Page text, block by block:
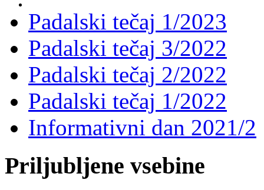
Padalski tečaj 1/2023
Padalski tečaj 3/2022
Padalski tečaj 2/2022
Padalski tečaj 1/2022
Informativni dan 2021/2
Priljubljene vsebine